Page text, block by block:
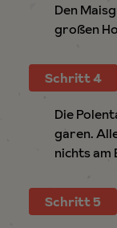
Den
großen
Schritt 4
Die
garen.
nichts am
Schritt 5